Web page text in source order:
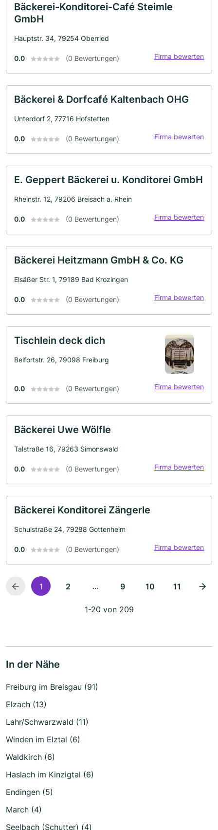
Bäckerei-Konditorei-Café Steimle
GmbH
Hauptstr. 34, 79254 Oberried
0.0 (0 Bewertungen) Firma bewerten
Bäckerei & Dorfcafé Kaltenbach OHG
Unterdorf 2, 77716 Hofstetten
0.0 (0 Bewertungen) Firma bewerten
E. Geppert Bäckerei u. Konditorei GmbH
Rheinstr. 12, 79206 Breisach a. Rhein
0.0 (0 Bewertungen) Firma bewerten
Bäckerei Heitzmann GmbH & Co. KG
Elsäßer Str. 1, 79189 Bad Krozingen
0.0 (0 Bewertungen) Firma bewerten
Tischlein deck dich
Belfortstr. 26, 79098 Freiburg
0.0 (0 Bewertungen) Firma bewerten
Bäckerei Uwe Wölfle
Talstraße 16, 79263 Simonswald
0.0 (0 Bewertungen) Firma bewerten
Bäckerei Konditorei Zängerle
Schulstraße 24, 79288 Gottenheim
0.0 (0 Bewertungen) Firma bewerten
1 2 ... 9 10 11
1-20 von 209
In der Nähe
Freiburg im Breisgau (91)
Elzach (13)
Lahr/Schwarzwald (11)
Winden im Elztal (6)
Waldkirch (6)
Haslach im Kinzigtal (6)
Endingen (5)
March (4)
Seelbach (Schutter) (4)